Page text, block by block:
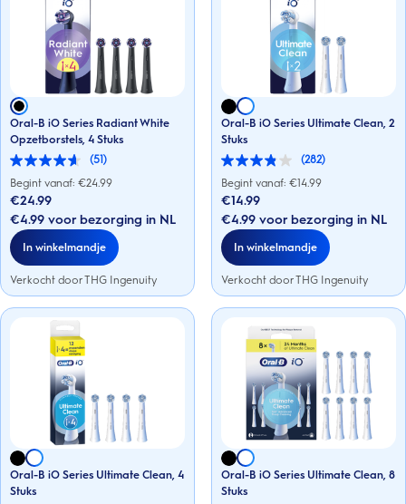
Oral-B iO Series Radiant White
Opzetborstels, 4 Stuks
(51)
4.6
van
de
5
sterren.
51
beoordelingen
Begint vanaf: €24.99
€24.99
€4.99 voor bezorging in NL
In winkelmandje
Verkocht door THG Ingenuity
Oral-B iO Series Ultimate Clean, 2
Stuks
(282)
3.8
van
de
5
sterren.
282
beoordelingen
Begint vanaf: €14.99
€14.99
€4.99 voor bezorging in NL
In winkelmandje
Verkocht door THG Ingenuity
Oral-B iO Series Ultimate Clean, 4
Stuks
Oral-B iO Series Ultimate Clean, 8
Stuks